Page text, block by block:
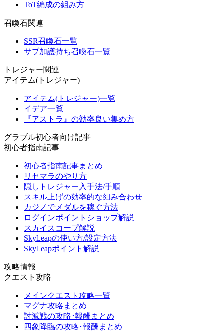
ToT編成の組み方
召喚石関連
SSR召喚石一覧
サブ加護持ち召喚石一覧
トレジャー関連
アイテム(トレジャー)
アイテム(トレジャー)一覧
イデア一覧
『アストラ』の効率良い集め方
グラブル初心者向け記事
初心者指南記事
初心者指南記事まとめ
リセマラのやり方
隠しトレジャー入手法/手順
スキル上げの効率的な組み合わせ
カジノでメダルを稼ぐ方法
ログインポイントショップ解説
スカイスコープ解説
SkyLeapの使い方/設定方法
SkyLeapポイント解説
攻略情報
クエスト攻略
メインクエスト攻略一覧
マグナ攻略まとめ
討滅戦の攻略･報酬まとめ
四象降臨の攻略･報酬まとめ